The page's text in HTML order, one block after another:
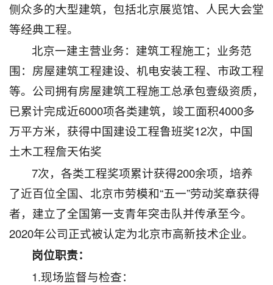
侧众多的大型建筑，包括北京展览馆、人民大会堂
等经典工程。
北京一建主营业务：建筑工程施工；业务范
围：房屋建筑工程建设、机电安装工程、市政工程
等。公司拥有房屋建筑工程施工总承包壹级资质，
已累计完成近6000项各类建筑，竣工面积4000多
万平方米，获得中国建设工程鲁班奖12次，中国
土木工程詹天佑奖
7次，各类工程奖项累计获得200余项，培养
了近百位全国、北京市劳模和“五一”劳动奖章获得
者，建立了全国第一支青年突击队并传承至今。
2020年公司正式被认定为北京市高新技术企业。
岗位职责：
1.现场监督与检查：